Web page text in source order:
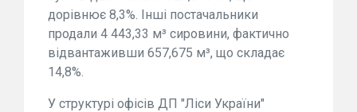
дорівнює 8,3%. Інші постачальники
продали 4 443,33 м³ сировини, фактично
відвантаживши 657,675 м³, що складає
14,8%.
У структурі офісів ДП "Ліси України"